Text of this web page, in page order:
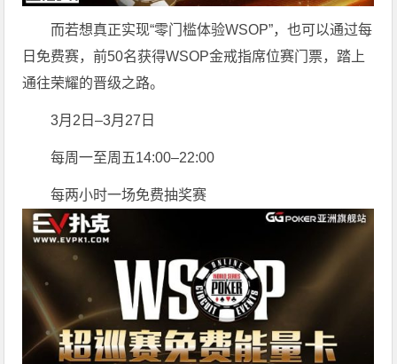
而若想真正实现“零门槛体验WSOP”，也可以通过每
日免费赛，前50名获得WSOP金戒指席位赛门票，踏上
通往荣耀的晋级之路。
3月2日–3月27日
每周一至周五14:00–22:00
每两小时一场免费抽奖赛